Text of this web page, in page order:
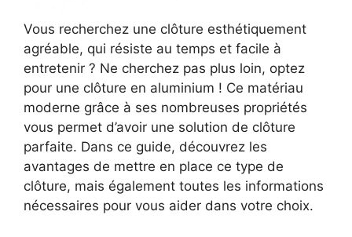
Vous recherchez une clôture esthétiquement
agréable, qui résiste au temps et facile à
entretenir ? Ne cherchez pas plus loin, optez
pour une clôture en aluminium ! Ce matériau
moderne grâce à ses nombreuses propriétés
vous permet d’avoir une solution de clôture
parfaite. Dans ce guide, découvrez les
avantages de mettre en place ce type de
clôture, mais également toutes les informations
nécessaires pour vous aider dans votre choix.